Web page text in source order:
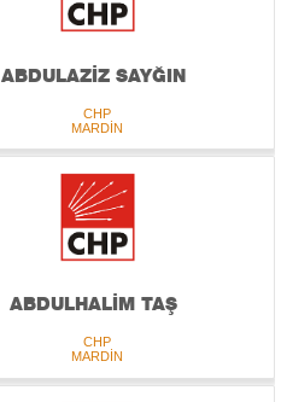
ABDULAZİZ SAYĞIN
CHP
MARDİN
ABDULHALİM TAŞ
CHP
MARDİN